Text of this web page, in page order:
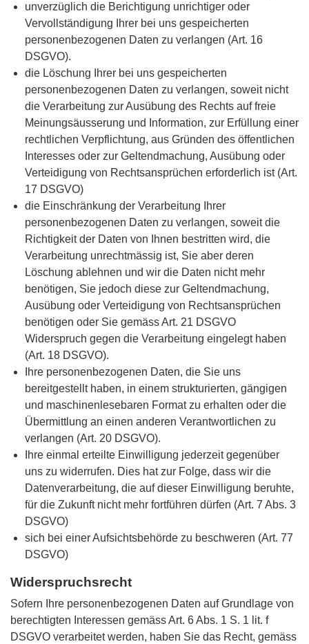
unverzüglich die Berichtigung unrichtiger oder
Vervollständigung Ihrer bei uns gespeicherten
personenbezogenen Daten zu verlangen (Art. 16
DSGVO).
die Löschung Ihrer bei uns gespeicherten
personenbezogenen Daten zu verlangen, soweit nicht
die Verarbeitung zur Ausübung des Rechts auf freie
Meinungsäusserung und Information, zur Erfüllung einer
rechtlichen Verpflichtung, aus Gründen des öffentlichen
Interesses oder zur Geltendmachung, Ausübung oder
Verteidigung von Rechtsansprüchen erforderlich ist (Art.
17 DSGVO)
die Einschränkung der Verarbeitung Ihrer
personenbezogenen Daten zu verlangen, soweit die
Richtigkeit der Daten von Ihnen bestritten wird, die
Verarbeitung unrechtmässig ist, Sie aber deren
Löschung ablehnen und wir die Daten nicht mehr
benötigen, Sie jedoch diese zur Geltendmachung,
Ausübung oder Verteidigung von Rechtsansprüchen
benötigen oder Sie gemäss Art. 21 DSGVO
Widerspruch gegen die Verarbeitung eingelegt haben
(Art. 18 DSGVO).
Ihre personenbezogenen Daten, die Sie uns
bereitgestellt haben, in einem strukturierten, gängigen
und maschinenlesebaren Format zu erhalten oder die
Übermittlung an einen anderen Verantwortlichen zu
verlangen (Art. 20 DSGVO).
Ihre einmal erteilte Einwilligung jederzeit gegenüber
uns zu widerrufen. Dies hat zur Folge, dass wir die
Datenverarbeitung, die auf dieser Einwilligung beruhte,
für die Zukunft nicht mehr fortführen dürfen (Art. 7 Abs. 3
DSGVO)
sich bei einer Aufsichtsbehörde zu beschweren (Art. 77
DSGVO)
Widerspruchsrecht
Sofern Ihre personenbezogenen Daten auf Grundlage von
berechtigten Interessen gemäss Art. 6 Abs. 1 S. 1 lit. f
DSGVO verarbeitet werden, haben Sie das Recht, gemäss